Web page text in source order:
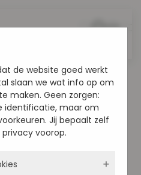
de website goed werkt
slaan we wat info op om
maken. Geen zorgen:
identificatie, maar om
Jij bepaalt zelf
voorop.